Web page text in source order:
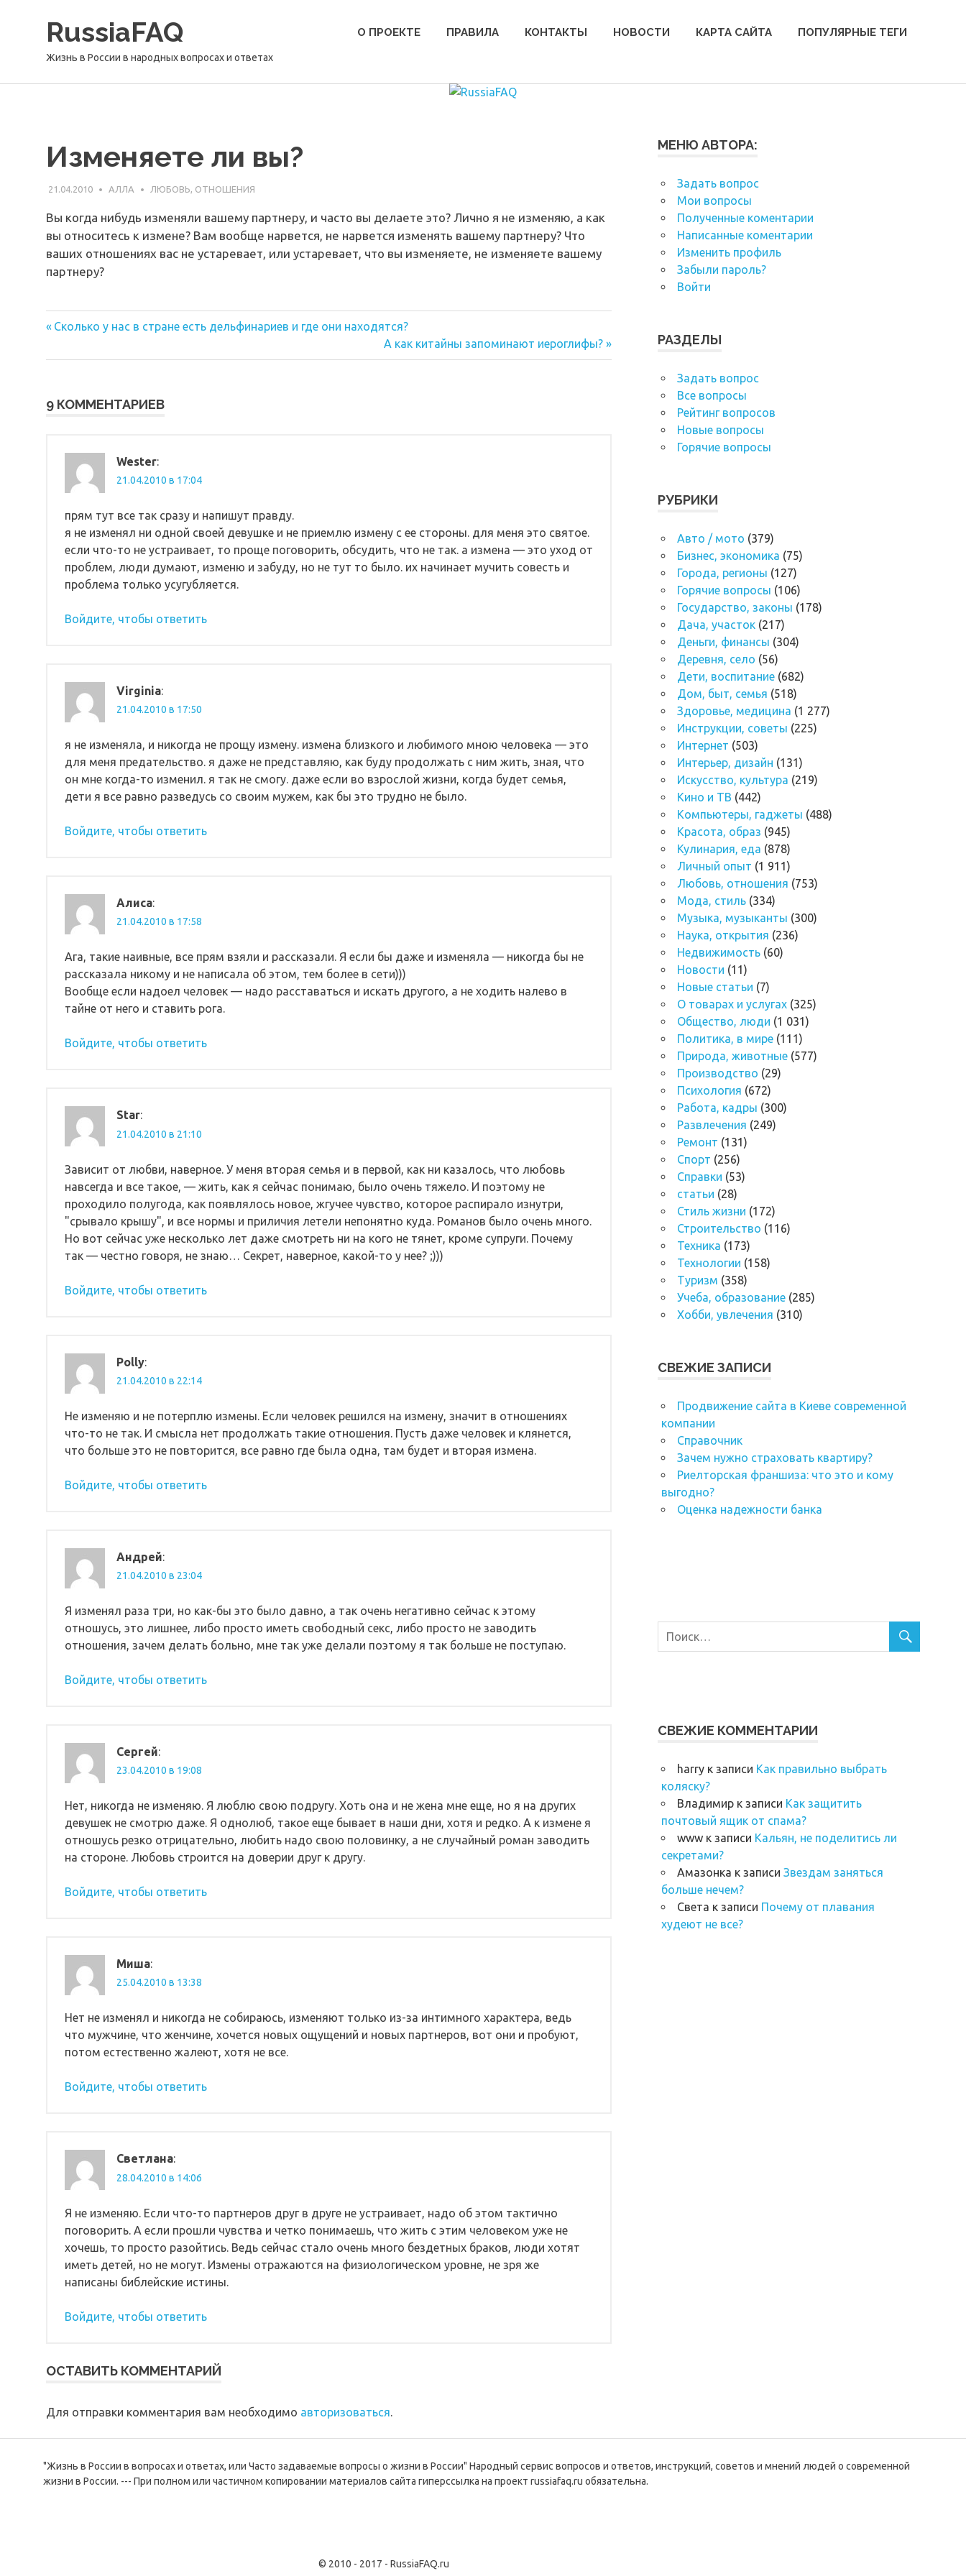
содержимомуRussiaFAQ
Жизнь в России в народных вопросах и ответах
О ПРОЕКТЕ ПРАВИЛА КОНТАКТЫ НОВОСТИ КАРТА САЙТА ПОПУЛЯРНЫЕ ТЕГИ
Изменяете ли вы?
21.04.2010 АЛЛА ЛЮБОВЬ, ОТНОШЕНИЯ
Вы когда нибудь изменяли вашему партнеру, и часто вы делаете это? Лично я не изменяю, а как
вы относитесь к измене? Вам вообще нарвется, не нарвется изменять вашему партнеру? Что
ваших отношениях вас не устаревает, или устаревает, что вы изменяете, не изменяете вашему
партнеру?
Навигация
по
Предыдущая
Сколько у нас в стране есть дельфинариев и где они находятся?
Следующая
запись:
А как китайны запоминают иероглифы?
9 КОММЕНТАРИЕВ
Wester:
21.04.2010 в 17:04
прям тут все так сразу и напишут правду.
я не изменял ни одной своей девушке и не приемлю измену с ее стороны. для меня это святое.
если что-то не устраивает, то проще поговорить, обсудить, что не так. а измена — это уход от
проблем, люди думают, изменю и забуду, но не тут то было. их начинает мучить совесть и
проблема только усугубляется.
Войдите, чтобы ответить
Virginia:
21.04.2010 в 17:50
я не изменяла, и никогда не прощу измену. измена близкого и любимого мною человека — это
для меня предательство. я даже не представляю, как буду продолжать с ним жить, зная, что
он мне когда-то изменил. я так не смогу. даже если во взрослой жизни, когда будет семья,
дети я все равно разведусь со своим мужем, как бы это трудно не было.
Войдите, чтобы ответить
Алиса:
21.04.2010 в 17:58
Ага, такие наивные, все прям взяли и рассказали. Я если бы даже и изменяла — никогда бы не
рассказала никому и не написала об этом, тем более в сети)))
Вообще если надоел человек — надо расставаться и искать другого, а не ходить налево в
тайне от него и ставить рога.
Войдите, чтобы ответить
Star:
21.04.2010 в 21:10
Зависит от любви, наверное. У меня вторая семья и в первой, как ни казалось, что любовь
навсегда и все такое, — жить, как я сейчас понимаю, было очень тяжело. И поэтому не
проходило полугода, как появлялось новое, жгучее чувство, которое распирало изнутри,
"срывало крышу", и все нормы и приличия летели непонятно куда. Романов было очень много.
Но вот сейчас уже несколько лет даже смотреть ни на кого не тянет, кроме супруги. Почему
так — честно говоря, не знаю… Секрет, наверное, какой-то у нее? ;)))
Войдите, чтобы ответить
Polly:
21.04.2010 в 22:14
Не изменяю и не потерплю измены. Если человек решился на измену, значит в отношениях
что-то не так. И смысла нет продолжать такие отношения. Пусть даже человек и клянется,
что больше это не повторится, все равно где была одна, там будет и вторая измена.
Войдите, чтобы ответить
Андрей:
21.04.2010 в 23:04
Я изменял раза три, но как-бы это было давно, а так очень негативно сейчас к этому
отношусь, это лишнее, либо просто иметь свободный секс, либо просто не заводить
отношения, зачем делать больно, мне так уже делали поэтому я так больше не поступаю.
Войдите, чтобы ответить
Сергей:
23.04.2010 в 19:08
Нет, никогда не изменяю. Я люблю свою подругу. Хоть она и не жена мне еще, но я на других
девушек не смотрю даже. Я однолюб, такое еще бывает в наши дни, хотя и редко. А к измене я
отношусь резко отрицательно, любить надо свою половинку, а не случайный роман заводить
на стороне. Любовь строится на доверии друг к другу.
Войдите, чтобы ответить
Миша:
25.04.2010 в 13:38
Нет не изменял и никогда не собираюсь, изменяют только из-за интимного характера, ведь
что мужчине, что женчине, хочется новых ощущений и новых партнеров, вот они и пробуют,
потом естественно жалеют, хотя не все.
Войдите, чтобы ответить
Светлана:
28.04.2010 в 14:06
Я не изменяю. Если что-то партнеров друг в друге не устраивает, надо об этом тактично
поговорить. А если прошли чувства и четко понимаешь, что жить с этим человеком уже не
хочешь, то просто разойтись. Ведь сейчас стало очень много бездетных браков, люди хотят
иметь детей, но не могут. Измены отражаются на физиологическом уровне, не зря же
написаны библейские истины.
Войдите, чтобы ответить
ОСТАВИТЬ КОММЕНТАРИЙ
Для отправки комментария вам необходимо авторизоваться.
МЕНЮ АВТОРА:
Задать вопрос
Мои вопросы
Полученные коментарии
Написанные коментарии
Изменить профиль
Забыли пароль?
Войти
РАЗДЕЛЫ
Задать вопрос
Все вопросы
Рейтинг вопросов
Новые вопросы
Горячие вопросы
РУБРИКИ
Авто / мото (379)
Бизнес, экономика (75)
Города, регионы (127)
Горячие вопросы (106)
Государство, законы (178)
Дача, участок (217)
Деньги, финансы (304)
Деревня, село (56)
Дети, воспитание (682)
Дом, быт, семья (518)
Здоровье, медицина (1 277)
Инструкции, советы (225)
Интернет (503)
Интерьер, дизайн (131)
Искусство, культура (219)
Кино и ТВ (442)
Компьютеры, гаджеты (488)
Красота, образ (945)
Кулинария, еда (878)
Личный опыт (1 911)
Любовь, отношения (753)
Мода, стиль (334)
Музыка, музыканты (300)
Наука, открытия (236)
Недвижимость (60)
Новости (11)
Новые статьи (7)
О товарах и услугах (325)
Общество, люди (1 031)
Политика, в мире (111)
Природа, животные (577)
Производство (29)
Психология (672)
Работа, кадры (300)
Развлечения (249)
Ремонт (131)
Спорт (256)
Справки (53)
статьи (28)
Стиль жизни (172)
Строительство (116)
Техника (173)
Технологии (158)
Туризм (358)
Учеба, образование (285)
Хобби, увлечения (310)
СВЕЖИЕ ЗАПИСИ
Продвижение сайта в Киеве современной
компании
Справочник
Зачем нужно страховать квартиру?
Риелторская франшиза: что это и кому
выгодно?
Оценка надежности банка
СВЕЖИЕ КОММЕНТАРИИ
harry к записи Как правильно выбрать
коляску?
Владимир к записи Как защитить
почтовый ящик от спама?
www к записи Кальян, не поделитись ли
секретами?
Амазонка к записи Звездам заняться
больше нечем?
Света к записи Почему от плавания
худеют не все?
"Жизнь в России в вопросах и ответах, или Часто задаваемые вопросы о жизни в России" Народный сервис вопросов и ответов, инструкций, советов и мнений людей о современной
жизни в России. --- При полном или частичном копировании материалов сайта гиперссылка на проект russiafaq.ru обязательна.
© 2010 - 2017 - RussiaFAQ.ru